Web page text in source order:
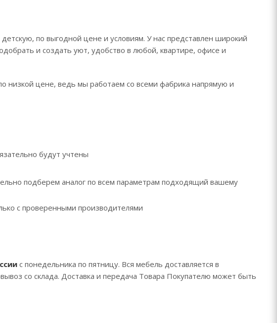
по выгодной цене и условиям. У нас представлен широкий
и создать уют, удобство в любой, квартире, офисе и
низкой цене, ведь мы работаем со всеми фабрика напрямую и
будут учтены
подберем аналог по всем параметрам подходящий вашему
с проверенными производителями
с понедельника по пятницу. Вся мебель доставляется в
со склада. Доставка и передача Товара Покупателю может быть